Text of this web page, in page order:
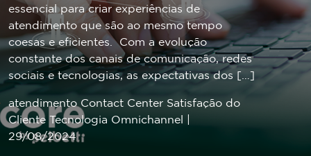
essencial para criar experiências de
atendimento que são ao mesmo tempo
coesas e eficientes. Com a evolução
constante dos canais de comunicação, redes
sociais e tecnologias, as expectativas dos […]
atendimento Contact Center Satisfação do
Cliente Tecnologia Omnichannel
29/08/2024